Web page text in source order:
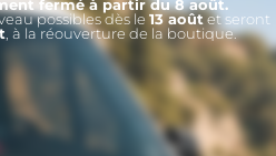
fermé à partir du 8 août.
possibles dès le 13 août et seront
, à la réouverture de la boutique.